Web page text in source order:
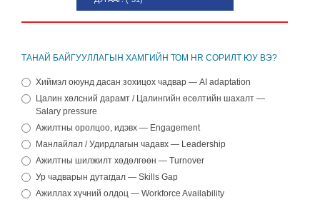
ТАНАЙ БАЙГУУЛЛАГЫН ХАМГИЙН ТОМ HR СОРИЛТ ЮУ ВЭ?
Хиймэл оюунд дасан зохицох чадвар — AI adaptation
Цалин хөлсний дарамт / Цалингийн өсөлтийн шахалт —
Salary pressure
Ажилтны оролцоо, идэвх — Engagement
Манлайлал / Удирдлагын чадавх — Leadership
Ажилтны шилжилт хөдөлгөөн — Turnover
Ур чадварын дутагдал — Skills Gap
Ажиллах хүчний олдоц — Workforce Availability